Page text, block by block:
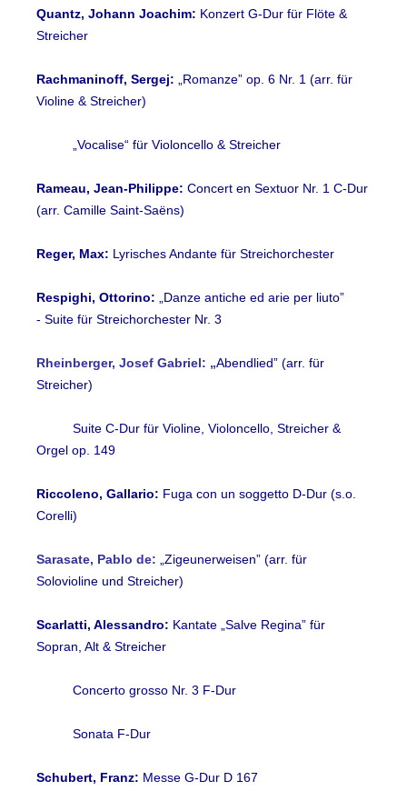
Quantz, Johann Joachim: Konzert G-Dur für Flöte &
Streicher
Rachmaninoff, Sergej: „Romanze” op. 6 Nr. 1 (arr. für
Violine & Streicher)
„Vocalise“ für Violoncello & Streicher
Rameau, Jean-Philippe: Concert en Sextuor Nr. 1 C-Dur
(arr. Camille Saint-Saëns)
Reger, Max: Lyrisches Andante für Streichorchester
Respighi, Ottorino:
„Danze antiche ed arie per liuto”
- Suite für Streichorchester Nr. 3
Rheinberger, Josef Gabriel: „Abendlied” (arr. für
Streicher)
Suite C-Dur für Violine, Violoncello, Streicher &
Orgel op. 149
Riccoleno, Gallario: Fuga con un soggetto D-Dur (s.o.
Corelli)
Sarasate, Pablo de: „Zigeunerweisen” (arr. für
Solovioline und Streicher)
Scarlatti, Alessandro: Kantate „Salve Regina” für
Sopran, Alt & Streicher
Concerto grosso Nr. 3 F-Dur
Sonata F-Dur
Schubert, Franz: Messe G-Dur D 167